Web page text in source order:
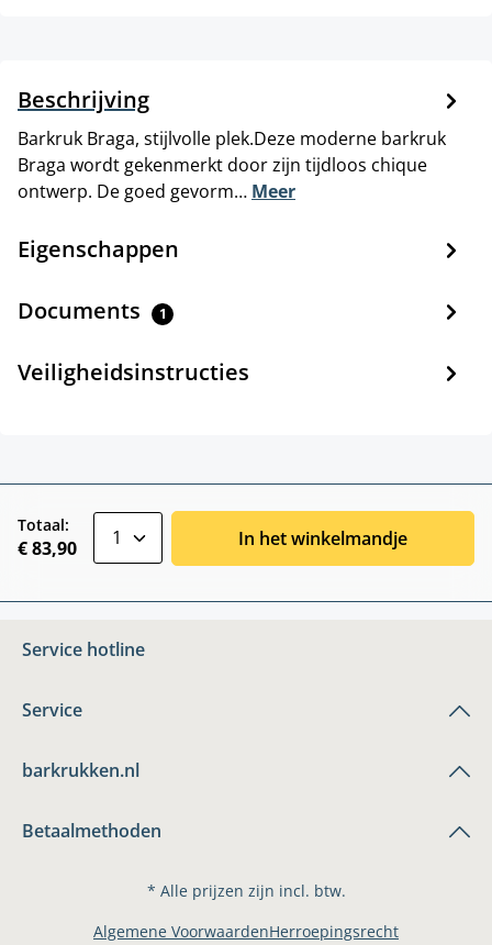
Beschrijving
Barkruk Braga, stijlvolle plek.Deze moderne barkruk
Braga wordt gekenmerkt door zijn tijdloos chique
ontwerp. De goed gevorm… Meer
Eigenschappen
Documents 1
Veiligheidsinstructies
Totaal:
€ 83,90 In het winkelmandje
Service hotline
Service
barkrukken.nl
Betaalmethoden
* Alle prijzen zijn incl. btw.
Algemene VoorwaardenHerroepingsrecht